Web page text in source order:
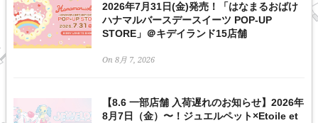
2026年7月31日(金)発売！「はなまるおばけ
ハナマルバースデースイーツ POP-UP
STORE」＠キデイランド15店舗
On 8月 7, 2026
【8.6 一部店舗 入荷遅れのお知らせ】2026年
8月7日（金）〜！ジュエルペット×Etoile et